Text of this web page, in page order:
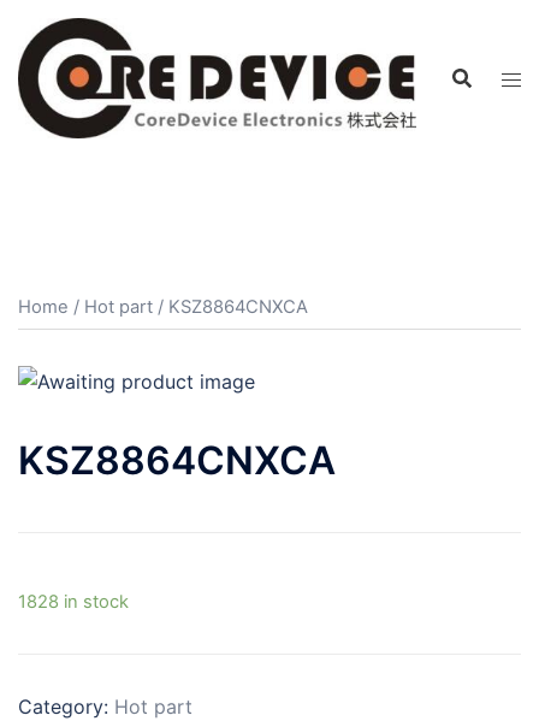
Home / Hot part / KSZ8864CNXCA
KSZ8864CNXCA
1828 in stock
Category: Hot part